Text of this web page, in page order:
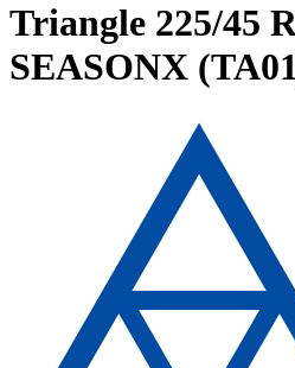
Triangle 225/45
SEASONX